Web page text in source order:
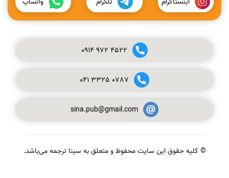
0914972 4522
041 3325 0787
sina.pub@gmail.com
© کلیه حقوق این سایت محفوظ و متعلق به سینا ترجمه می‌باشد.